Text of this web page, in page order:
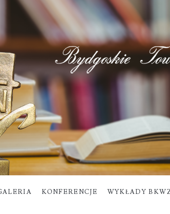
KONFERENCJE WYKŁADY